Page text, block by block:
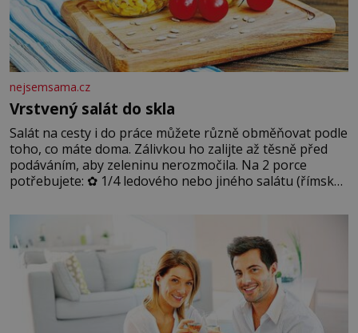
nejsemsama.cz
Vrstvený salát do skla
Salát na cesty i do práce můžete různě obměňovat podle
toho, co máte doma. Zálivkou ho zalijte až těsně před
podáváním, aby zeleninu nerozmočila. Na 2 porce
potřebujete: ✿ 1/4 ledového nebo jiného salátu (římský
okurky ✿ 2 rajčata Zálivka: ✿ 4 lžíce olivového oleje ✿ 1
lžíci citronové šťávy ✿ ½ stroužku